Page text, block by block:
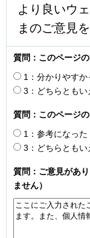
より良いウ
まのご意見
質問：このページ
1：分かりやすか
3：どちらともい
質問：このページ
1：参考になった
3：どちらともい
質問：ご意見があ
ません）